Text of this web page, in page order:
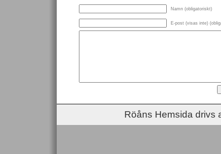
Namn (obligatoriskt)
E-post (visas inte)
Röåns Hemsida drivs